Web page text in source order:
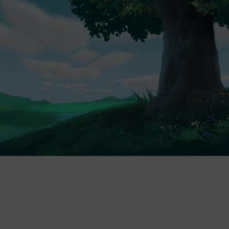
Ekologiczne tusze i certyfikowane
alergików.
Szybka wysyłka i prosty montaż